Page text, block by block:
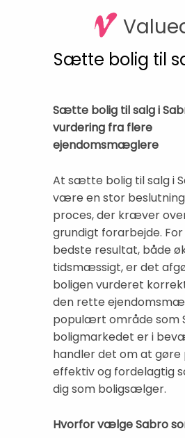
Sætte bolig til
Sætte bolig til salg i
vurdering fra flere
ejendomsmæglere
At sætte bolig til salg i
være en stor
proces, der kræver
grundigt forarbejde.
bedste resultat, både
tidsmæssigt, er det
boligen vurderet
den rette
populært område som
boligmarkedet er i
handler det om at gøre
effektiv og fordelagtig
dig som boligsælger.
Hvorfor vælge Sabro